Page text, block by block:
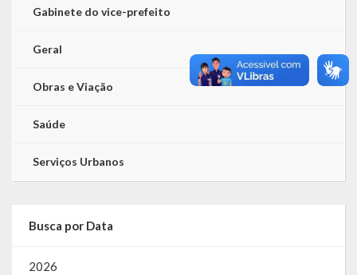
Gabinete do vice-prefeito
Geral
Obras e Viação
Saúde
Serviços Urbanos
Busca por Data
2026